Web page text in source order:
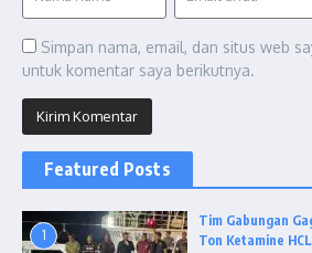
Simpan nama, email, dan situs web
untuk komentar saya berikutnya.
Featured Posts
1
Tim Gabungan
Ton Ketamine